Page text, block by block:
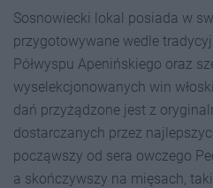
Sosnowiecki lokal posiada w
przygotowywane wedle
Półwyspu Apenińskiego oraz
wyselekcjonowanych win
dań przyżądzone jest z
dostarczanych przez
począwszy od sera owczego
a skończywszy na mięsach,